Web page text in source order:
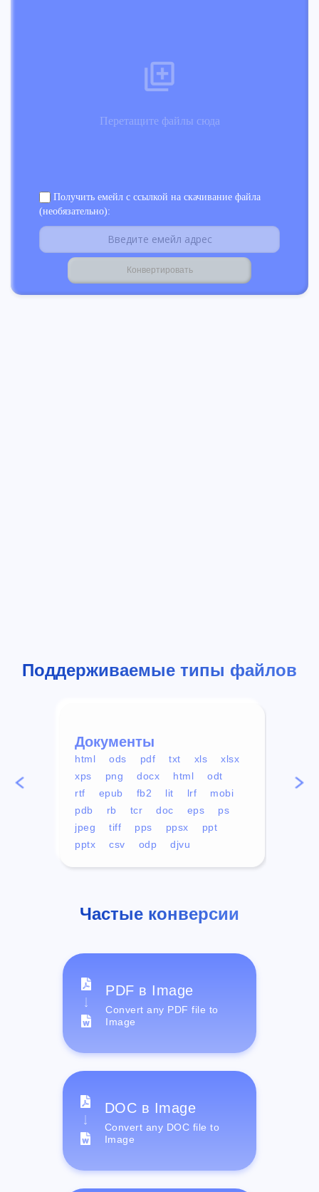
Перетащите файлы сюда
Получить емейл с ссылкой на скачивание файла
(необязательно):
Поддерживаемые типы файлов
Документы
html ods pdf txt xls
xlsx
xps
png docx html
odt
rtf
epub fb2 lit lrf
mobi
pdb
rb tcr doc eps
ps
jpeg
tiff pps ppsx
ppt
pptx
csv odp djvu
mp4
Частые конверсии
PDF в Image
Convert any PDF file to
Image
DOC в Image
Convert any DOC file to
Image